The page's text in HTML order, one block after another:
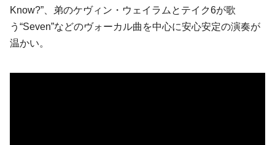
Know?”、弟のケヴィン・ウェイラムとテイク6が歌
う“Seven”などのヴォーカル曲を中心に安心安定の演奏が
温かい。